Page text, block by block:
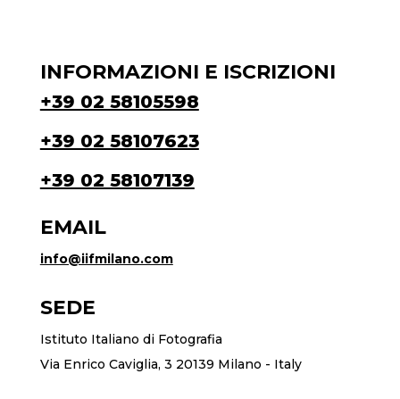
INFORMAZIONI E ISCRIZIONI
+39 02 58105598
+39 02 58107623
+39 02 58107139
EMAIL
info@iifmilano.com
SEDE
Istituto Italiano di Fotografia
Via Enrico Caviglia, 3 20139 Milano - Italy